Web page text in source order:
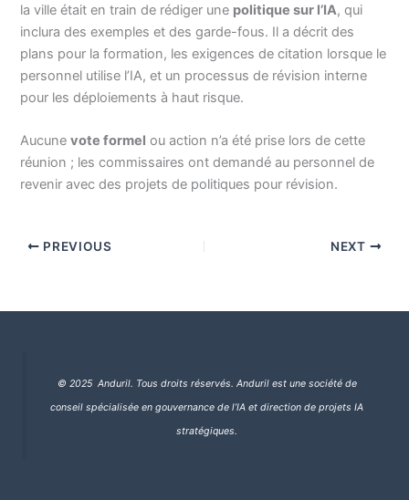
la ville était en train de rédiger une politique sur l’IA, qui
inclura des exemples et des garde-fous. Il a décrit des
plans pour la formation, les exigences de citation lorsque le
personnel utilise l’IA, et un processus de révision interne
pour les déploiements à haut risque.
Aucunevote formel ou action n’a été prise lors de cette
réunion ; les commissaires ont demandé au personnel de
revenir avec des projets de politiques pour révision.
PREVIOUS NEXT
© 2025 Anduril. Tous droits réservés. Anduril est une société de
conseil spécialisée en gouvernance de l’IA et direction de projets IA
stratégiques.